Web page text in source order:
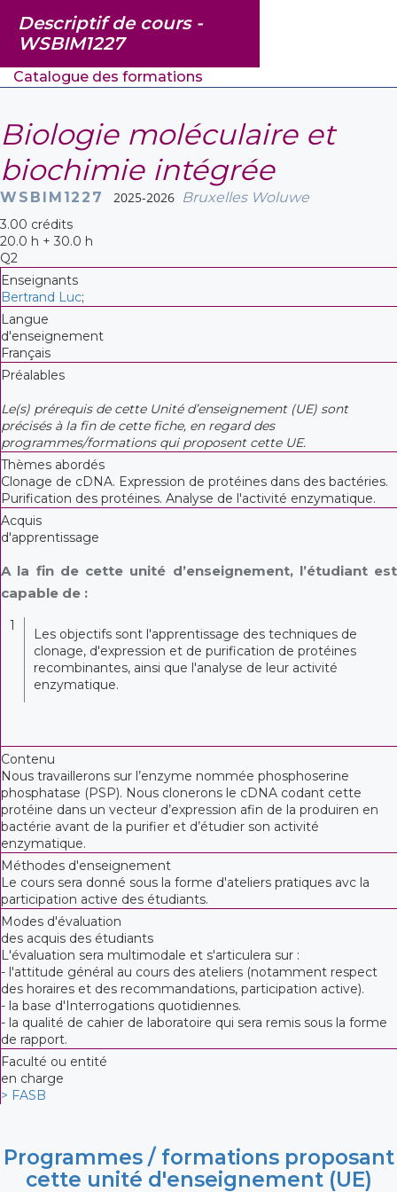
Descriptif de cours -
WSBIM1227
Catalogue des formations
Biologie moléculaire et
biochimie intégrée
WSBIM1227 2025-2026 Bruxelles Woluwe
3.00 crédits
20.0 h + 30.0 h
Q2
Enseignants
Bertrand Luc;
Langue
d'enseignement
Français
Préalables
Le(s) prérequis de cette Unité d’enseignement (UE) sont
précisés à la fin de cette fiche, en regard des
programmes/formations qui proposent cette UE.
Thèmes abordés
Clonage de cDNA. Expression de protéines dans des bactéries.
Purification des protéines. Analyse de l'activité enzymatique.
Acquis
d'apprentissage
A la fin de cette unité d’enseignement, l’étudiant est
capable de :
1
Les objectifs sont l'apprentissage des techniques de
clonage, d'expression et de purification de protéines
recombinantes, ainsi que l'analyse de leur activité
enzymatique.
Contenu
Nous travaillerons sur l’enzyme nommée phosphoserine
phosphatase (PSP). Nous clonerons le cDNA codant cette
protéine dans un vecteur d’expression afin de la produiren en
bactérie avant de la purifier et d’étudier son activité
enzymatique.
Méthodes d'enseignement
Le cours sera donné sous la forme d'ateliers pratiques avc la
participation active des étudiants.
Modes d'évaluation
des acquis des étudiants
L'évaluation sera multimodale et s'articulera sur :
- l'attitude général au cours des ateliers (notamment respect
des horaires et des recommandations, participation active).
- la base d'Interrogations quotidiennes.
- la qualité de cahier de laboratoire qui sera remis sous la forme
de rapport.
Faculté ou entité
en charge
> FASB
Programmes / formations proposant
cette unité d'enseignement (UE)